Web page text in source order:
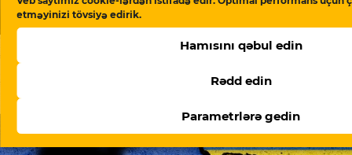
etməyinizi tövsiyə edirik.
Hamısını qəbul edin
Rədd edin
Parametrlərə gedin
Həbsdə olan ictimai fəalın cəzası ağırlaşdırılıb